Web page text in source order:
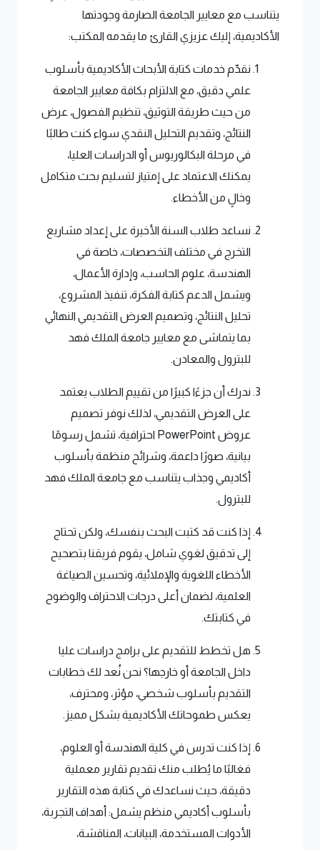
يتناسب مع معايير الجامعة الصارمة وجودتها
الأكاديمية، إليك عزيزي القارئ ما يقدمه المكتب:
نقدّم خدمات كتابة الأبحاث الأكاديمية بأسلوب
علمي دقيق، مع الالتزام بكافة معايير الجامعة
من حيث طريقة التوثيق، تنظيم الفصول، عرض
النتائج، وتقديم التحليل النقدي سواء كنت طالبًا
في مرحلة البكالوريوس أو الدراسات العليا،
يمكنك الاعتماد على إمتياز لتسليم بحث متكامل
وخالٍ من الأخطاء.
نساعد طلاب السنة الأخيرة على إعداد مشاريع
التخرج في مختلف التخصصات، خاصة في
الهندسة، علوم الحاسب، وإدارة الأعمال،
ويشمل الدعم كتابة الفكرة، تنفيذ المشروع،
تحليل النتائج، وتصميم العرض التقديمي النهائي
بما يتماشى مع معايير جامعة الملك فهد
للبترول والمعادن.
ندرك أن جزءًا كبيرًا من تقييم الطلاب يعتمد
على العرض التقديمي، لذلك نوفر تصميم
عروض PowerPoint احترافية، تشمل رسومًا
بيانية، صورًا داعمة، وشرائح منظمة بأسلوب
أكاديمي وجذاب يتناسب مع جامعة الملك فهد
للبترول.
إذا كنت قد كتبت البحث بنفسك، ولكن تحتاج
إلى تدقيق لغوي شامل، يقوم فريقنا بتصحيح
الأخطاء اللغوية والإملائية، وتحسين الصياغة
العلمية، لضمان أعلى درجات الاحتراف والوضوح
في كتابتك.
هل تخطط للتقديم على برامج دراسات عليا
داخل الجامعة أو خارجها؟ نحن نُعد لك خطابات
التقديم بأسلوب شخصي، مؤثر، ومحترف،
يعكس طموحاتك الأكاديمية بشكل مميز.
إذا كنت تدرس في كلية الهندسة أو العلوم،
فغالبًا ما يُطلب منك تقديم تقارير معملية
دقيقة، حيث نساعدك في كتابة هذه التقارير
بأسلوب أكاديمي منظم يشمل: أهداف التجربة،
الأدوات المستخدمة، البيانات، المناقشة،